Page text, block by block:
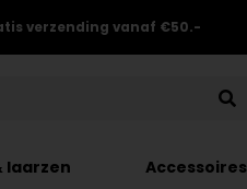
verzending vanaf €50.-
laarzen Accessoires